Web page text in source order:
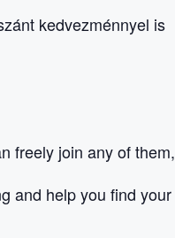
kedvezménnyel is
freely join any of them,
and help you find your